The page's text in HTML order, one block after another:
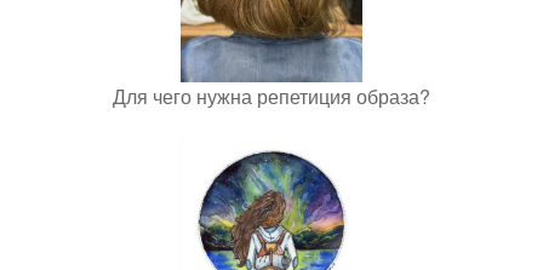
Для чего нужна репетиция образа?